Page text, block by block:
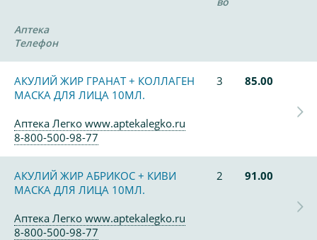
Аптека
Телефон
АКУЛИЙ ЖИР ГРАНАТ + КОЛЛАГЕН
МАСКА ДЛЯ ЛИЦА 10МЛ.
3 85.00
Аптека Легко www.aptekalegko.ru
8-800-500-98-77
АКУЛИЙ ЖИР АБРИКОС + КИВИ
МАСКА ДЛЯ ЛИЦА 10МЛ.
2 91.00
Аптека Легко www.aptekalegko.ru
8-800-500-98-77